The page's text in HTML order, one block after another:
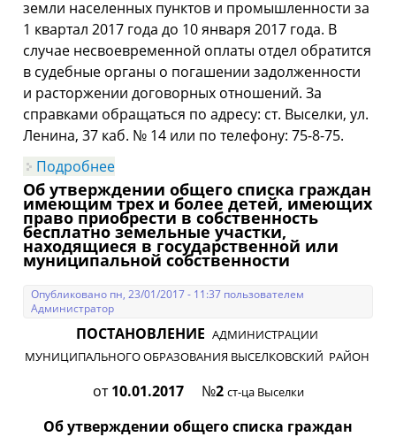
земли населенных пунктов и промышленности за
1 квартал 2017 года до 10 января 2017 года. В
случае несвоевременной оплаты отдел обратится
в судебные органы о погашении задолженности
и расторжении договорных отношений. За
справками обращаться по адресу: ст. Выселки, ул.
Ленина, 37 каб. № 14 или по телефону: 75-8-75.
Подробнее
арендной платы за земли населенных
пунктов и промышленности
Об утверждении общего списка граждан
имеющим трех и более детей, имеющих
право приобрести в собственность
бесплатно земельные участки,
находящиеся в государственной или
муниципальной собственности
Опубликовано пн, 23/01/2017 - 11:37 пользователем
Администратор
ПОСТАНОВЛЕНИЕ АДМИНИСТРАЦИИ
МУНИЦИПАЛЬНОГО ОБРАЗОВАНИЯ ВЫСЕЛКОВСКИЙ РАЙОН
от10.01.2017№2 ст-ца Выселки
Об утверждении общего списка граждан